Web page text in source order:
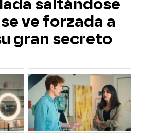
saltándose
ve forzada a
gran secreto